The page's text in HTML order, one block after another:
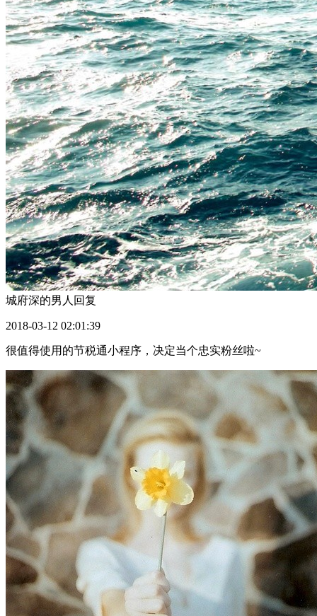
城府深的男人 回复
2018-03-12 02:01:39
很值得使用的节税通小程序，决定当个忠实粉丝啦~